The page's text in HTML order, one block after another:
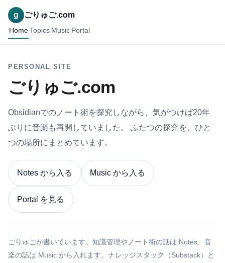
g ごりゅご.com
Home Topics Music Portal
PERSONAL SITE
ごりゅご.com
Obsidianでのノート術を探究しながら、気がつけば20年
ぶりに音楽も再開していました。 ふたつの探究を、ひと
つの場所にまとめています。
Notes から入る Music から入る
Portal を見る
ごりゅごが書いています。知識管理やノート術の話は Notes、音
楽の話は Music から入れます。ナレッジスタック（Substack）と